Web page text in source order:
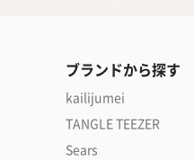
ブランドから探す
kailijumei
TANGLE TEEZER
Sears